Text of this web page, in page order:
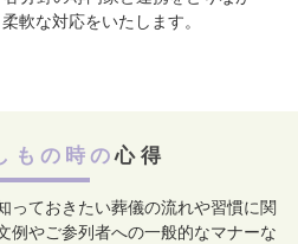
軟な対応をいたします。
もの時の心得
っておきたい葬儀の流れや習慣に関
例やご参列者への一般的なマナーな